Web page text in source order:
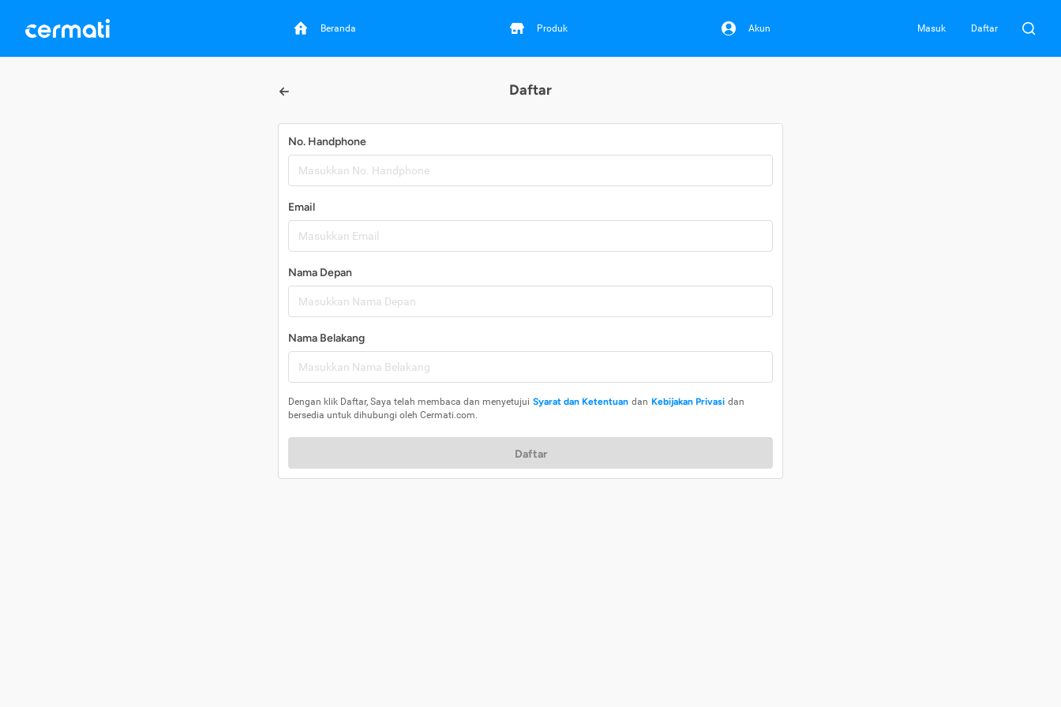
Beranda Produk Akun Masuk Daftar
Daftar
No. Handphone
Email
Nama Depan
Nama Belakang
Dengan klik Daftar, Saya telah membaca dan menyetujui Syarat dan Ketentuan dan Kebijakan Privasi dan
bersedia untuk dihubungi oleh Cermati.com.
Daftar